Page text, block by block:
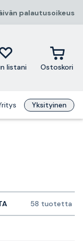
palautusoikeus
listani Ostoskori
Yksityinen
58 tuotetta